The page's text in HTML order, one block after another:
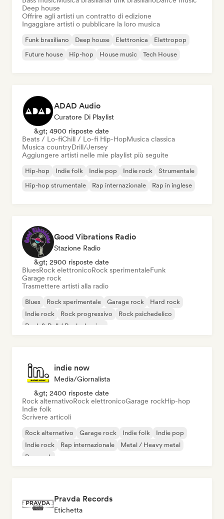
Deep house
Offrire agli artisti un contratto di edizione
Ingaggiare artisti o pubblicare la loro musica
Funk brasiliano Deep house Elettronica
Elettropop
Future house
Hip-hop House music Tech House
ADAD Audio
Curatore Di Playlist
&gt; 4900 risposte date
Beats / Lo-fiChill / Lo-fi Hip-HopMusica classica
Musica countryDrill/Jersey
Aggiungere artisti nelle mie playlist più seguite
Hip-hop Indie folk Indie pop Indie rock
Strumentale
Hip-hop strumentale
Rap internazionale Rap in inglese
Good Vibrations Radio
Stazione Radio
&gt; 2900 risposte date
BluesRock elettronicoRock sperimentaleFunk
Garage rock
Trasmettere artisti alla radio
Blues Rock sperimentale Garage rock
Hard rock
Indie rock
Rock progressivo
Rock psichedelico
Rock & Roll / Rock classico
indie now
Media/Giornalista
&gt; 2400 risposte date
Rock alternativoRock elettronicoGarage rockHip-hop
Indie folk
Scrivere articoli
Rock alternativo Garage rock Indie folk
Indie pop
Indie rock
Rap internazionale
Metal / Heavy metal
Pop rock
Pravda Records
Etichetta